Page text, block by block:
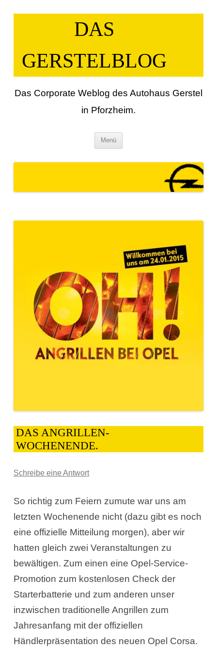
Inhalt
DAS
GERSTELBLOG
Das Corporate Weblog des Autohaus Gerstel
in Pforzheim.
Menü
DAS ANGRILLEN-
WOCHENENDE.
Schreibe eine Antwort
So richtig zum Feiern zumute war uns am
letzten Wochenende nicht (dazu gibt es noch
eine offizielle Mitteilung morgen), aber wir
hatten gleich zwei Veranstaltungen zu
bewältigen. Zum einen eine Opel-Service-
Promotion zum kostenlosen Check der
Starterbatterie und zum anderen unser
inzwischen traditionelle Angrillen zum
Jahresanfang mit der offiziellen
Händlerpräsentation des neuen Opel Corsa.